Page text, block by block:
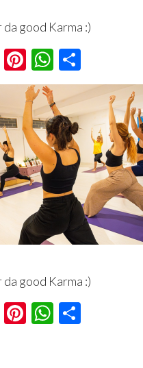
good Karma :)
Twitter
Pinterest
WhatsApp
good Karma :)
Twitter
Pinterest
WhatsApp